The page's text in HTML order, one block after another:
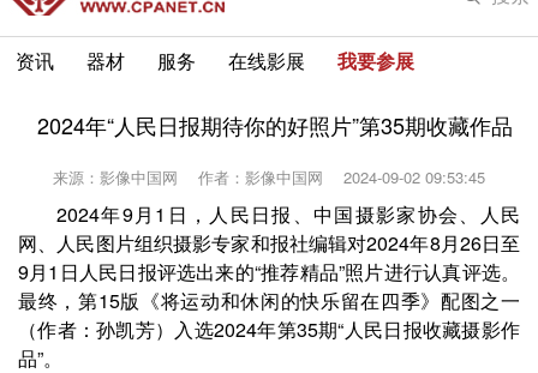
资讯 器材 服务 在线影展 我要参展
2024年“人民日报期待你的好照片”第35期收藏作品
来源：影像中国网 作者：影像中国网 2024-09-02 09:53:45
2024年9月1日，人民日报、中国摄影家协会、人民
网、人民图片组织摄影专家和报社编辑对2024年8月26日至
9月1日人民日报评选出来的“推荐精品”照片进行认真评选。
最终，第15版《将运动和休闲的快乐留在四季》配图之一
（作者：孙凯芳）入选2024年第35期“人民日报收藏摄影作
品”。